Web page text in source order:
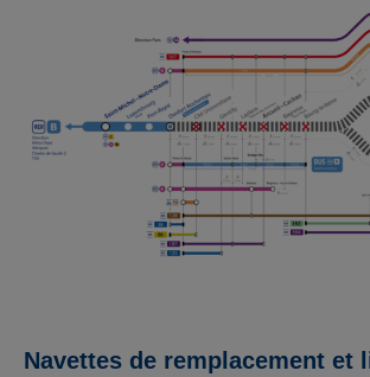
Navettes de remplacement et